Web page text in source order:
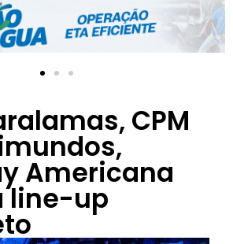
CPM
Americana
line-up